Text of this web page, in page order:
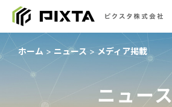
ホーム ニュース メディア掲載
ニュース